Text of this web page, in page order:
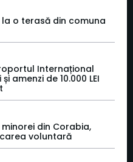
la o terasă din comuna
Internațional
amenzi de 10.000 LEI
din Corabia,
voluntară